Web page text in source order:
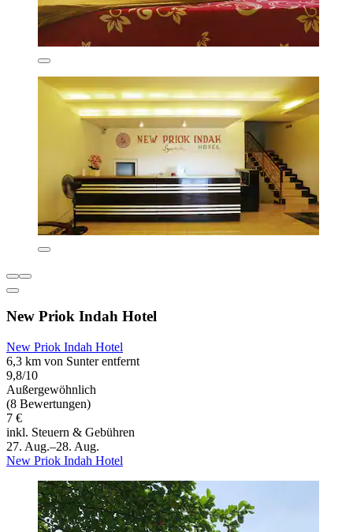
New Priok Indah Hotel
New Priok Indah Hotel
6,3 km von Sunter entfernt
9,8/10
Außergewöhnlich
(8 Bewertungen)
7 €
inkl. Steuern & Gebühren
27. Aug.–28. Aug.
New Priok Indah Hotel